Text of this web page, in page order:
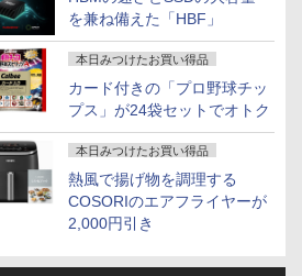
を兼ね備えた「HBF」
本日みつけたお買い得品
カード付きの「プロ野球チッ
プス」が24袋セットでオトク
本日みつけたお買い得品
熱風で揚げ物を調理する
COSORIのエアフライヤーが
2,000円引き